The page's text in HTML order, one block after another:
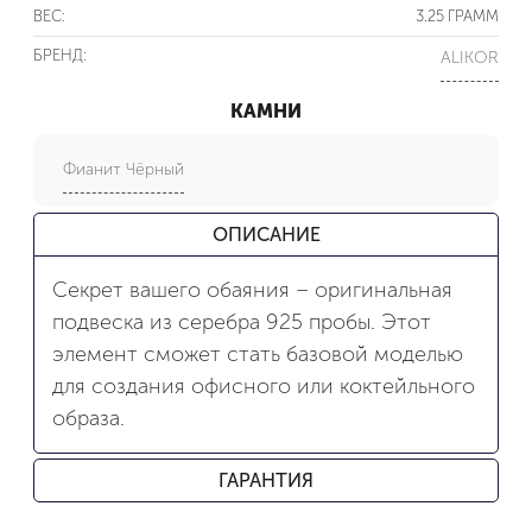
ВЕС: 3.25 ГРАММ
БРЕНД: ALIKOR
КАМНИ
Фианит Чёрный
ОПИСАНИЕ
Секрет вашего обаяния – оригинальная
подвеска из серебра 925 пробы. Этот
элемент сможет стать базовой моделью
для создания офисного или коктейльного
образа.
ГАРАНТИЯ